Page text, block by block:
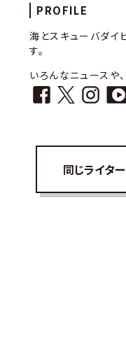
PROFILE
海とスキューバダイ
す。
いろんなニュースや
同じライタ